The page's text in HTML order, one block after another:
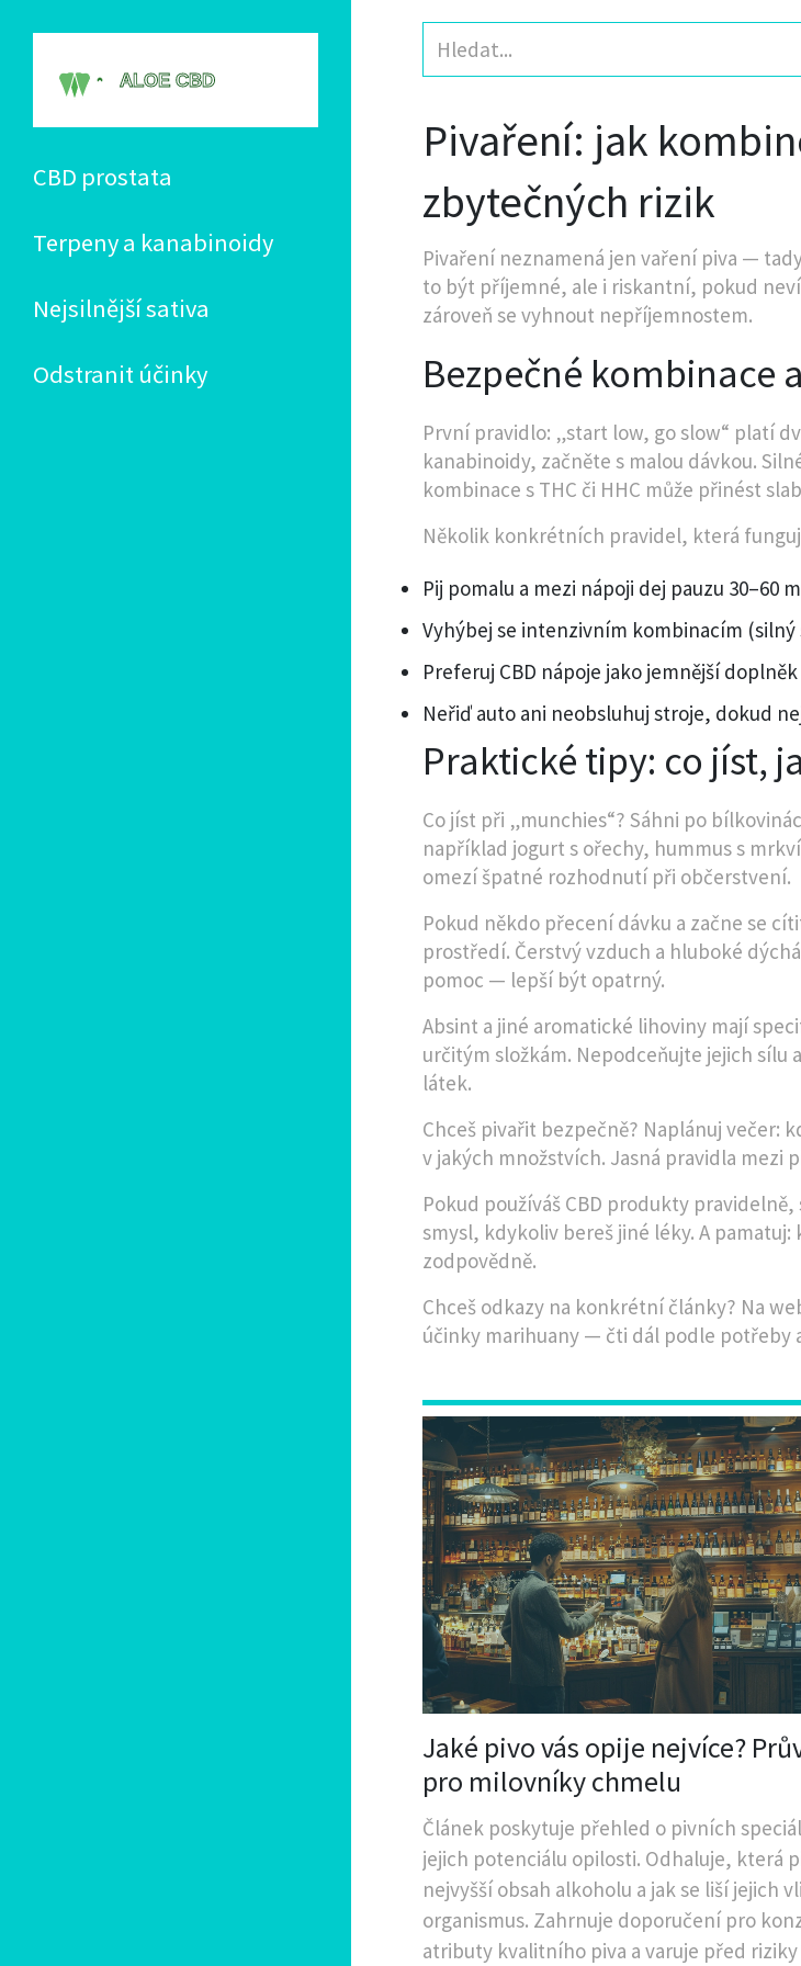
CBD prostata
Terpeny a kanabinoidy
Nejsilnější sativa
Odstranit účinky
Pivaření: jak
zbytečných rizik
Pivaření neznamená jen vaření piva —
to být příjemné, ale i riskantní, pokud
zároveň se vyhnout nepříjemnostem.
Bezpečné kombinace
První pravidlo: „start low, go slow“ platí
kanabinoidy, začněte s malou dávkou.
kombinace s THC či HHC může přinést
Několik konkrétních pravidel, která
Pij pomalu a mezi nápoji dej pauzu 30–60
Vyhýbej se intenzivním kombinacím (silný
Preferuj CBD nápoje jako jemnější
Neřiď auto ani neobsluhuj stroje, dokud
Praktické tipy: co jíst,
Co jíst při „munchies“? Sáhni po
například jogurt s ořechy, hummus s
omezí špatné rozhodnutí při občerstvení.
Pokud někdo přecení dávku a začne se
prostředí. Čerstvý vzduch a hluboké
pomoc — lepší být opatrný.
Absint a jiné aromatické lihoviny mají
určitým složkám. Nepodceňujte jejich
látek.
Chceš pivařit bezpečně? Naplánuj večer:
v jakých množstvích. Jasná pravidla
Pokud používáš CBD produkty
smysl, kdykoliv bereš jiné léky. A
zodpovědně.
Chceš odkazy na konkrétní články? Na
účinky marihuany — čti dál podle potřeby
Jaké pivo vás opije nejvíce?
pro milovníky chmelu
Článek poskytuje přehled o pivních
jejich potenciálu opilosti. Odhaluje, která
nejvyšší obsah alkoholu a jak se liší jejich
organismus. Zahrnuje doporučení pro
atributy kvalitního piva a varuje před